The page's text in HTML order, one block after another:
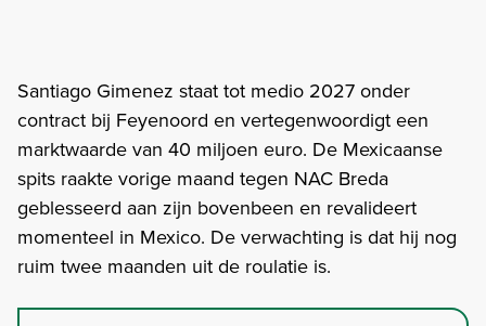
Santiago Gimenez staat tot medio 2027 onder
contract bij Feyenoord en vertegenwoordigt een
marktwaarde van 40 miljoen euro. De Mexicaanse
spits raakte vorige maand tegen NAC Breda
geblesseerd aan zijn bovenbeen en revalideert
momenteel in Mexico. De verwachting is dat hij nog
ruim twee maanden uit de roulatie is.